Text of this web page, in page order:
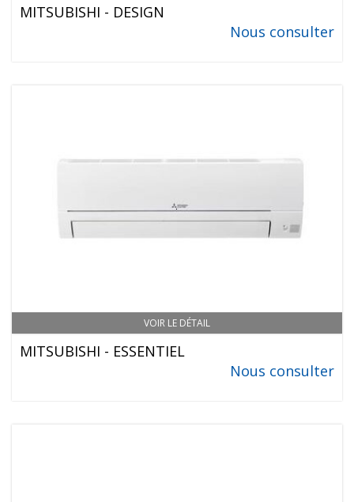
MITSUBISHI - DESIGN
Nous consulter
VOIR LE DÉTAIL
MITSUBISHI - ESSENTIEL
Nous consulter